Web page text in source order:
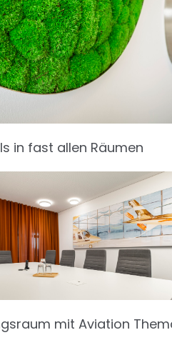
in fast allen Räumen
mit Aviation